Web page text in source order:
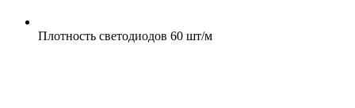
Плотность светодиодов 60 шт/м